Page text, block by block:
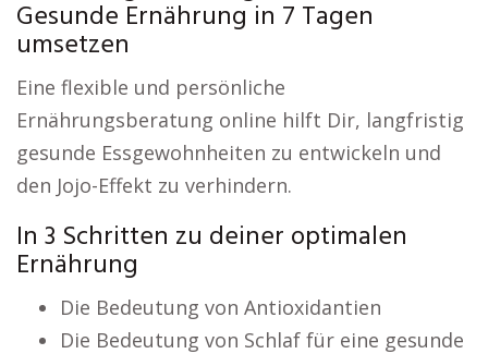
Gesunde Ernährung in 7 Tagen
umsetzen
Eine flexible und persönliche
Ernährungsberatung online hilft Dir, langfristig
gesunde Essgewohnheiten zu entwickeln und
den Jojo-Effekt zu verhindern.
In 3 Schritten zu deiner optimalen
Ernährung
Die Bedeutung von Antioxidantien
Die Bedeutung von Schlaf für eine gesunde